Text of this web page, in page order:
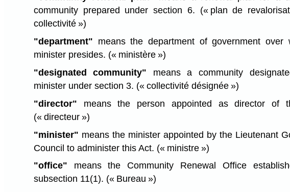
community prepared under section 6. (« plan de
collectivité »)
"department" means the department of government over
minister presides. (« ministère »)
"designated community" means a community
minister under section 3. (« collectivité désignée »)
"director" means the person appointed as director of
(« directeur »)
"minister" means the minister appointed by the Lieutenant
Council to administer this Act. (« ministre »)
"office" means the Community Renewal Office
subsection 11(1). (« Bureau »)